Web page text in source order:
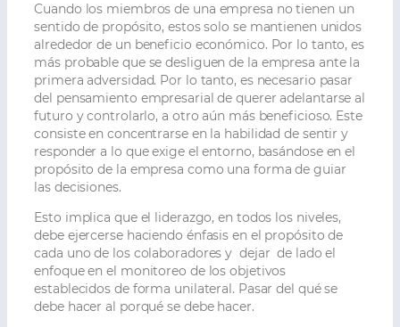
Cuando los miembros de una empresa no tienen un
sentido de propósito, estos solo se mantienen unidos
alrededor de un beneficio económico. Por lo tanto, es
más probable que se desliguen de la empresa ante la
primera adversidad. Por lo tanto, es necesario pasar
del pensamiento empresarial de querer adelantarse al
futuro y controlarlo, a otro aún más beneficioso. Este
consiste en concentrarse en la habilidad de sentir y
responder a lo que exige el entorno, basándose en el
propósito de la empresa como una forma de guiar
las decisiones.
Esto implica que el liderazgo, en todos los niveles,
debe ejercerse haciendo énfasis en el propósito de
cada uno de los colaboradores y dejar de lado el
enfoque en el monitoreo de los objetivos
establecidos de forma unilateral. Pasar del qué se
debe hacer al porqué se debe hacer.